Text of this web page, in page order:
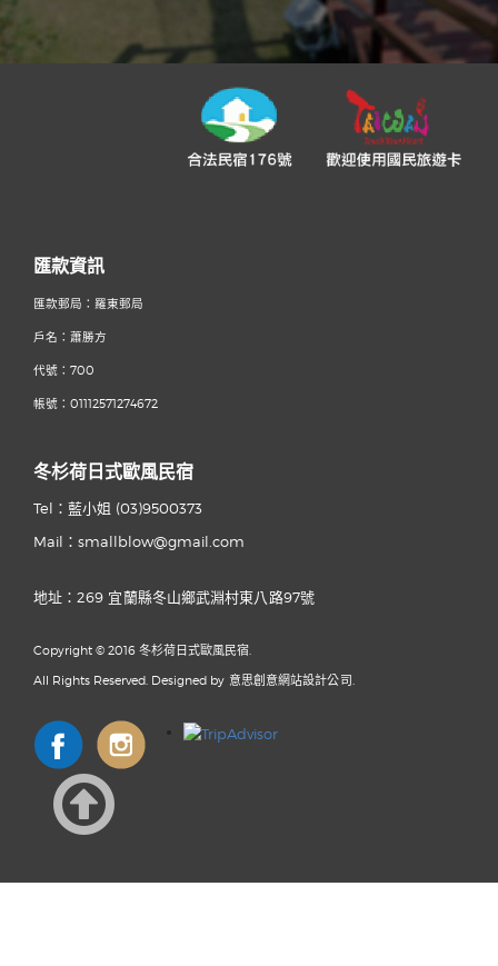
匯款資訊
匯款郵局：羅東郵局
戶名：蕭勝方
代號：700
帳號：01112571274672
冬杉荷日式歐風民宿
Tel：藍小姐 (03)9500373
Mail：smallblow@gmail.com
地址：269 宜蘭縣冬山鄉武淵村東八路97號
Copyright © 2016 冬杉荷日式歐風民宿.
All Rights Reserved. Designed by 意思創意網站設計公司.